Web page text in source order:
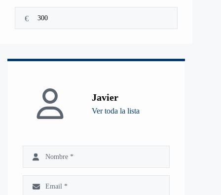
€
Javier
Ver toda la lista